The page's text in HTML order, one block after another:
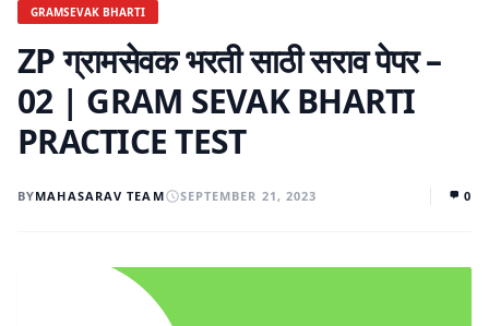
GRAMSEVAK BHARTI
ZP ग्रामसेवक भरती साठी सराव पेपर –
02 | GRAM SEVAK BHARTI
PRACTICE TEST
BYMAHASARAV TEAM SEPTEMBER 21, 2023 0